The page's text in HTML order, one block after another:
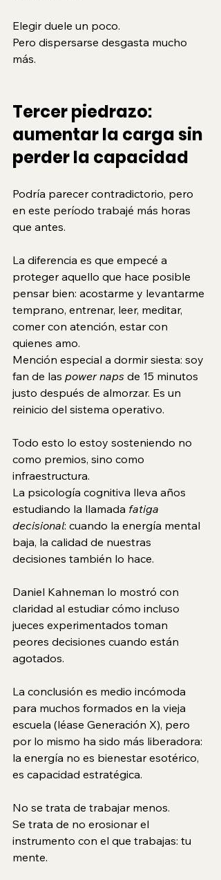
Elegir duele un poco.
Pero dispersarse desgasta mucho
más.
Tercer piedrazo:
aumentar la carga sin
perder la capacidad
Podría parecer contradictorio, pero
en este período trabajé más horas
que antes.
La diferencia es que empecé a
proteger aquello que hace posible
pensar bien: acostarme y levantarme
temprano, entrenar, leer, meditar,
comer con atención, estar con
quienes amo.
Mención especial a dormir siesta: soy
fan de las power naps de 15 minutos
justo después de almorzar. Es un
reinicio del sistema operativo.
Todo esto lo estoy sosteniendo no
como premios, sino como
infraestructura.
La psicología cognitiva lleva años
estudiando la llamada fatiga
decisional: cuando la energía mental
baja, la calidad de nuestras
decisiones también lo hace.
Daniel Kahneman lo mostró con
claridad al estudiar cómo incluso
jueces experimentados toman
peores decisiones cuando están
agotados.
La conclusión es medio incómoda
para muchos formados en la vieja
escuela (léase Generación X), pero
por lo mismo ha sido más liberadora:
la energía no es bienestar esotérico,
es capacidad estratégica.
No se trata de trabajar menos.
Se trata de no erosionar el
instrumento con el que trabajas: tu
mente.